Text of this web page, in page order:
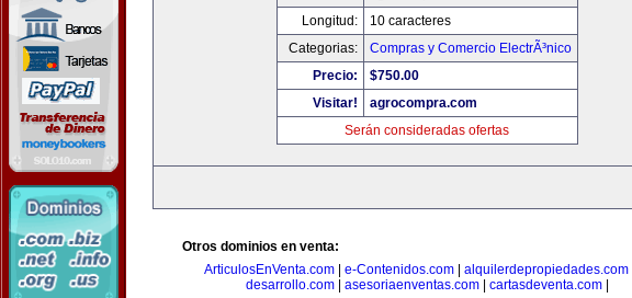
Longitud:
10 caracteres
Categorias:
Compras y Comercio ElectrÃ³nico
Precio:
$750.00
Visitar!
agrocompra.com
Serán consideradas ofertas
Otros dominios en venta:
ArticulosEnVenta.com| e-Contenidos.com| alquilerdepropiedades.com|
desarrollo.com| asesoriaenventas.com| cartasdeventa.com|